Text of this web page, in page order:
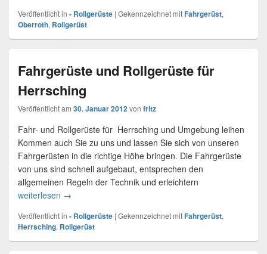
Veröffentlicht in - Rollgerüste | Gekennzeichnet mitFahrgerüst,
Oberroth, Rollgerüst
Fahrgerüste und Rollgerüste für
Herrsching
Veröffentlicht am 30. Januar 2012von fritz
Fahr- und Rollgerüste für Herrsching und Umgebung leihen
Kommen auch Sie zu uns und lassen Sie sich von unseren
Fahrgerüsten in die richtige Höhe bringen. Die Fahrgerüste
von uns sind schnell aufgebaut, entsprechen den
allgemeinen Regeln der Technik und erleichtern
weiterlesen Fahrgerüste und Rollgerüste für Herrsching
→
Veröffentlicht in - Rollgerüste | Gekennzeichnet mitFahrgerüst,
Herrsching, Rollgerüst